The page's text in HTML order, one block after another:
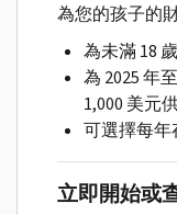
為您的孩子的
為未滿 18
為 2025 年
1,000 美元
可選擇每年
立即開始或